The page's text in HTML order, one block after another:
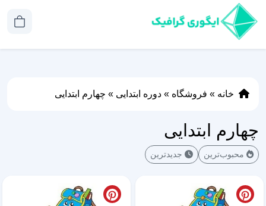
خانه » فروشگاه » دوره ابتدایی » چهارم ابتدایی
چهارم ابتدایی
محبوب‌ترین جدیدترین